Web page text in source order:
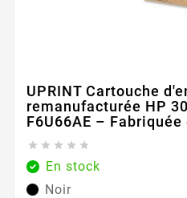
UPRINT Cartouche
remanufacturée HP
F6U66AE – Fabriquée
    
En stock
Noir